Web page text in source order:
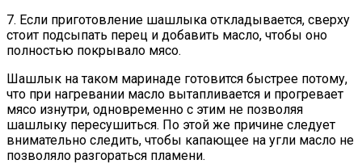
7. Если приготовление шашлыка откладывается, сверху
стоит подсыпать перец и добавить масло, чтобы оно
полностью покрывало мясо.
Шашлык на таком маринаде готовится быстрее потому,
что при нагревании масло вытапливается и прогревает
мясо изнутри, одновременно с этим не позволяя
шашлыку пересушиться. По этой же причине следует
внимательно следить, чтобы капающее на угли масло не
позволяло разгораться пламени.